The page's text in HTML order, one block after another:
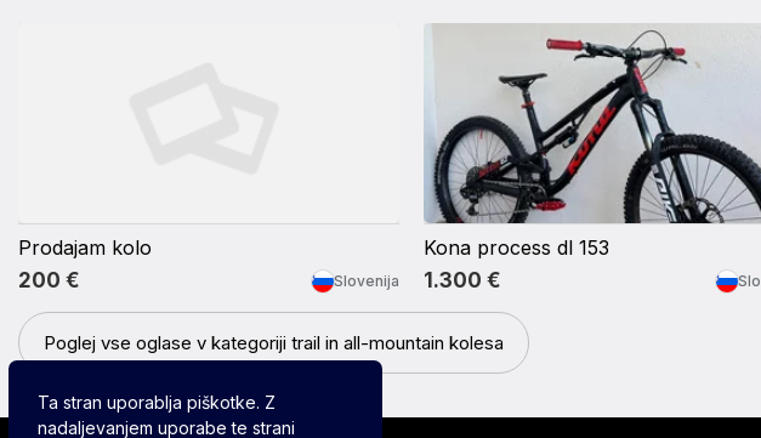
Ta stran uporablja piškotke. Z
nadaljevanjem uporabe te strani
Prodajam kolo
Slovenija
200 €
Kona process dl 153
1.300 €
Poglej vse oglase v kategoriji trail in all-mountain kolesa